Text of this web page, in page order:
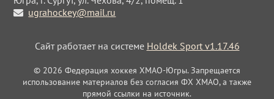
ugrahockey@mail.ru
Сайт работает на системе Holdek Sport v1.17.46
© 2026 Федерация хоккея ХМАО-Югры. Запрещается
использование материалов без согласия ФХ ХМАО, а также
прямой ссылки на источник.